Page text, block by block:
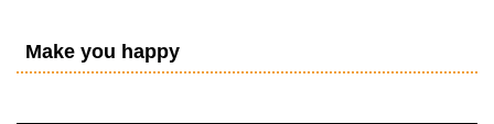
Make you happy